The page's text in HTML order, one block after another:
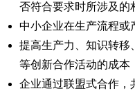
否符合要求时所涉及的
中小企业在生产流程或
提高生产力、知识转移
等创新合作活动的成本
企业通过联盟式合作，